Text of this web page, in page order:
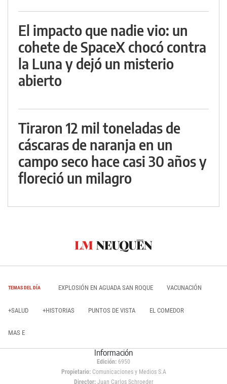
El impacto que nadie vio: un
cohete de SpaceX chocó contra
la Luna y dejó un misterio
abierto
Tiraron 12 mil toneladas de
cáscaras de naranja en un
campo seco hace casi 30 años y
floreció un milagro
TEMAS DEL DÍA EXPLOSIÓN EN AGUADA SAN ROQUE VACUNACIÓN
+SALUD +HISTORIAS PUNTOS DE VISTA EL COMEDOR
MAS E
Información
Edición: 6950
Propietario:Comunicaciones y Medios S.A
Director: Juan Carlos Schroeder